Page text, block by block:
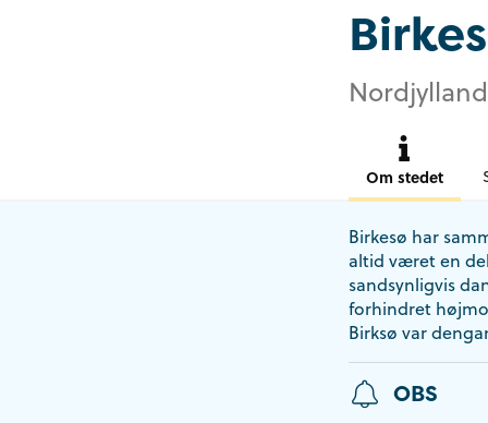
Om stedet
Birkesø har
altid været en
sandsynligvis
forhindret
Birksø var
OBS